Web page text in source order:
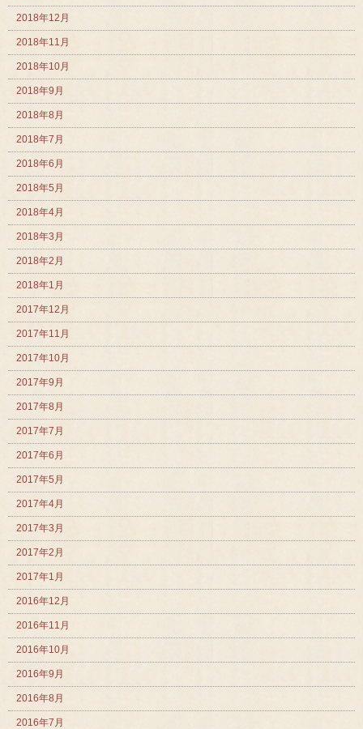
2018年12月
2018年11月
2018年10月
2018年9月
2018年8月
2018年7月
2018年6月
2018年5月
2018年4月
2018年3月
2018年2月
2018年1月
2017年12月
2017年11月
2017年10月
2017年9月
2017年8月
2017年7月
2017年6月
2017年5月
2017年4月
2017年3月
2017年2月
2017年1月
2016年12月
2016年11月
2016年10月
2016年9月
2016年8月
2016年7月